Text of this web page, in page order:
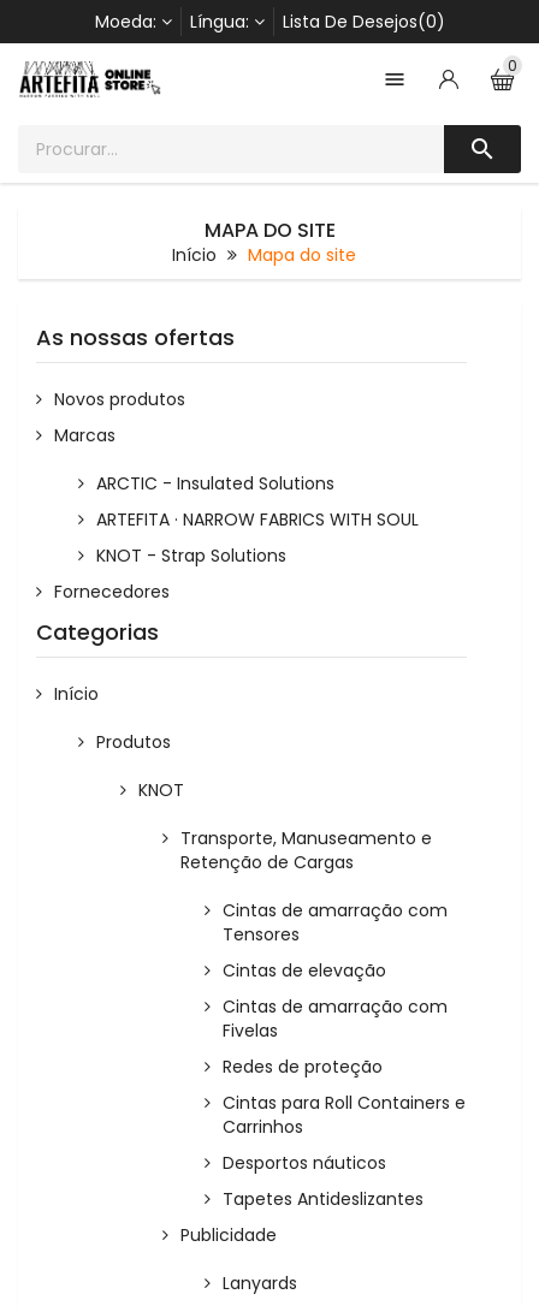
Moeda: Língua: Lista De Desejos(0)

0

MAPA DO SITE
Início Mapa do site
As nossas ofertas
Novos produtos
Marcas
ARCTIC - Insulated Solutions
ARTEFITA · NARROW FABRICS WITH SOUL
KNOT - Strap Solutions
Fornecedores
Categorias
Início
Produtos
KNOT
Transporte, Manuseamento e
Retenção de Cargas
Cintas de amarração com
Tensores
Cintas de elevação
Cintas de amarração com
Fivelas
Redes de proteção
Cintas para Roll Containers e
Carrinhos
Desportos náuticos
Tapetes Antideslizantes
Publicidade
Lanyards